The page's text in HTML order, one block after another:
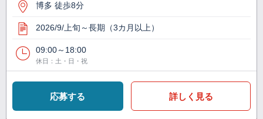
博多 徒歩8分
2026/9/上旬～長期（3カ月以上）
09:00～18:00
休日：土・日・祝
応募する 詳しく見る